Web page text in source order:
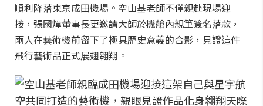
順利降落東京成田機場。空山基老師不僅親赴現場迎
接，張國煒董事長更邀請大師於機艙內親筆簽名落款，
兩人在藝術機前留下了極具歷史意義的合影，見證這件
飛行藝術品正式展翅翱翔。